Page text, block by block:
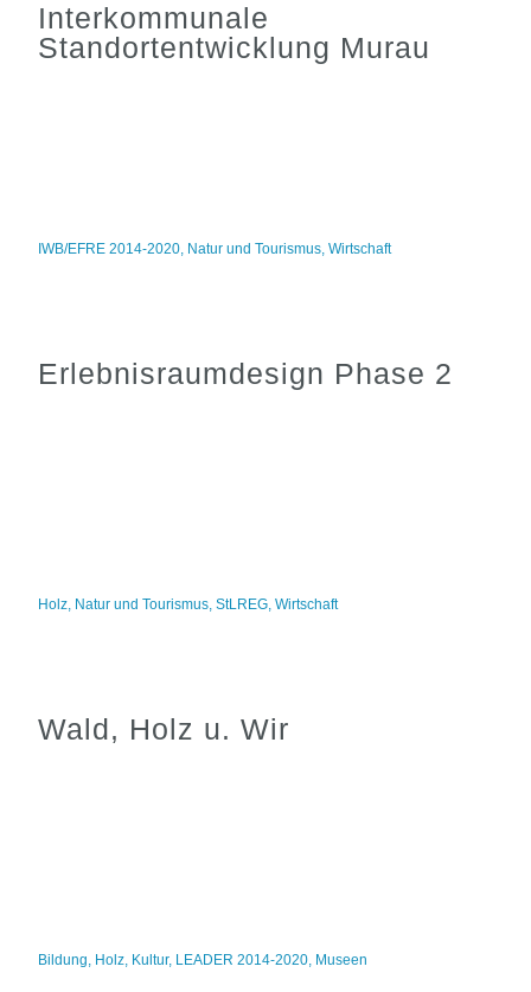
Interkommunale
Standortentwicklung Murau
IWB/EFRE 2014-2020, Natur und Tourismus,Wirtschaft
Erlebnisraumdesign Phase 2
Holz, Natur und Tourismus,StLREG,Wirtschaft
Wald, Holz u. Wir
Bildung, Holz, Kultur, LEADER 2014-2020, Museen